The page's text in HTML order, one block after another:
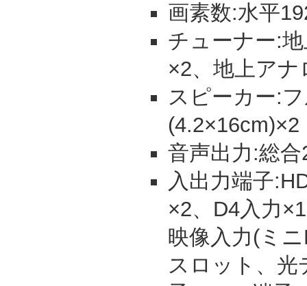
画素数:水平
チューナー:
×2、地上アナ
スピーカー:
(4.2×16cm)×2
音声出力:総
入出力端子
×2、D4入力
映像入力(ミ
スロット、光